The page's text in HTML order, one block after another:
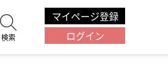
検索
マイページ登録
ログイン